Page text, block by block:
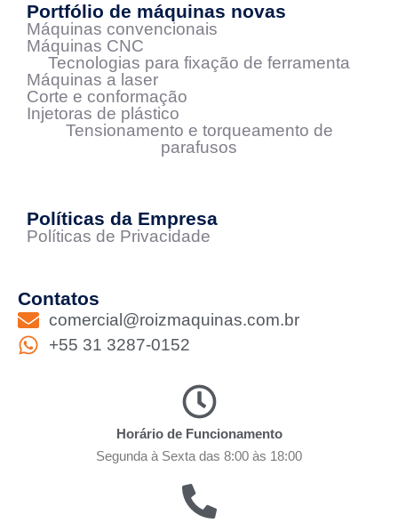
Portfólio de máquinas novas
Máquinas convencionais
Máquinas CNC
Tecnologias para fixação de ferramenta
Máquinas a laser
Corte e conformação
Injetoras de plástico
Tensionamento e torqueamento de
parafusos
Políticas da Empresa
Políticas de Privacidade
Contatos
comercial@roizmaquinas.com.br
+55 31 3287-0152
Horário de Funcionamento
Segunda à Sexta das 8:00 às 18:00